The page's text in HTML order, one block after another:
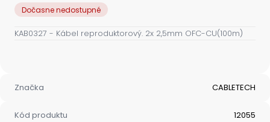
Dočasne nedostupné
KAB0327 - Kábel reproduktorový. 2x 2,5mm OFC-CU(100m)
Značka CABLETECH
Kód produktu 12055